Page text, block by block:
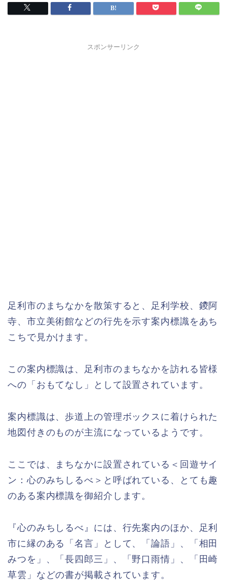
スポンサーリンク
足利市のまちなかを散策すると、足利学校、鑁阿
寺、市立美術館などの行先を示す案内標識をあち
こちで見かけます。
この案内標識は、足利市のまちなかを訪れる皆様
への「おもてなし」として設置されています。
案内標識は、歩道上の管理ボックスに着けられた
地図付きのものが主流になっているようです。
ここでは、まちなかに設置されている＜回遊サイ
ン：心のみちしるべ＞と呼ばれている、とても趣
のある案内標識を御紹介します。
『心のみちしるべ』には、行先案内のほか、足利
市に縁のある「名言」として、「論語」、「相田
みつを」、「長四郎三」、「野口雨情」、「田崎
草雲」などの書が掲載されています。